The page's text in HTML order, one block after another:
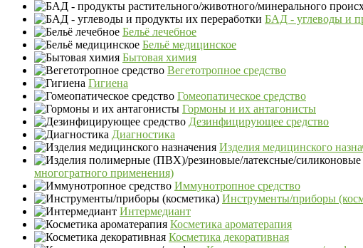
БАД - углеводы и
Бельё лечебное
Бельё медицинское
Бытовая химия
Вегетотропное средство
Гигиена
Гомеопатическое средство
Гормоны и их антагонисты
Дезинфицирующее средство
Диагностика
Изделия медицинского
многогратного применения)
Иммунотропное средство
Инструменты/приборы
Интермедиант
Косметика ароматерапия
Косметика декоративная